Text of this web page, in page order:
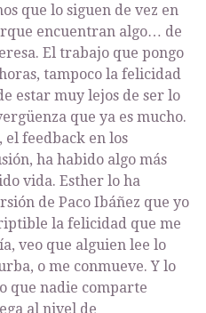
que lo siguen de vez en
encuentran algo… de
El trabajo que pongo
tampoco la felicidad
estar muy lejos de ser lo
que ya es mucho.
feedback en los
ha habido algo más
vida. Esther lo ha
de Paco Ibáñez que yo
la felicidad que me
veo que alguien lee lo
o me conmueve. Y lo
que nadie comparte
al nivel de